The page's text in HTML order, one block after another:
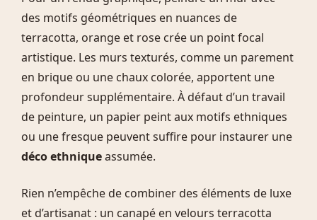
des motifs géométriques en nuances de
terracotta, orange et rose crée un point focal
artistique. Les murs texturés, comme un parement
en brique ou une chaux colorée, apportent une
profondeur supplémentaire. À défaut d’un travail
de peinture, un papier peint aux motifs ethniques
ou une fresque peuvent suffire pour instaurer une
déco ethniqueassumée.
Rien n’empêche de combiner des éléments de luxe
et d’artisanat : un canapé en velours terracotta